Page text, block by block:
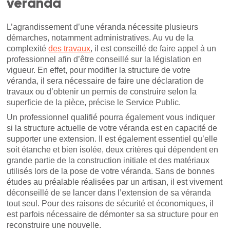
L’agrandissement d’une véranda nécessite plusieurs
démarches, notamment administratives. Au vu de la
complexitédes travaux, il est conseillé de faire appel à un
professionnel afin d’être conseillé sur la législation en
vigueur. En effet, pour modifier la structure de votre
véranda, il sera nécessaire de faire une déclaration de
travaux ou d’obtenir un permis de construire selon la
superficie de la pièce, précise le Service Public.
Un professionnel qualifié pourra également vous indiquer
si la structure actuelle de votre véranda est en capacité de
supporter une extension. Il est également essentiel qu’elle
soit étanche et bien isolée, deux critères qui dépendent en
grande partie de la construction initiale et des matériaux
utilisés lors de la pose de votre véranda. Sans de bonnes
études au préalable réalisées par un artisan, il est vivement
déconseillé de se lancer dans l’extension de sa véranda
tout seul. Pour des raisons de sécurité et économiques, il
est parfois nécessaire de démonter sa sa structure pour en
reconstruire une nouvelle.